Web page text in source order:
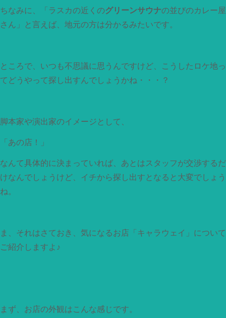
ちなみに、「ラスカの近くのグリーンサウナの並びのカレー屋
さん」と言えば、地元の方は分かるみたいです。
ところで、いつも不思議に思うんですけど、こうしたロケ地っ
てどうやって探し出すんでしょうかね・・・？
脚本家や演出家のイメージとして、
「あの店！」
なんて具体的に決まっていれば、あとはスタッフが交渉するだ
けなんでしょうけど、イチから探し出すとなると大変でしょう
ね。
ま、それはさておき、気になるお店「キャラウェイ」について
ご紹介しますよ♪
まず、お店の外観はこんな感じです。